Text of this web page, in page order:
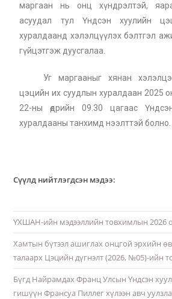
маргаан нь онц хүндрэлтэй,
асуудал тул Үндсэн хуулийн
хуралдаанд хэлэлцүүлэх бэлтгэл
гүйцэтгэж дуусгалаа.
Уг маргааныг хянан
цэцийн их суудлын хуралдаан 2025
22-ны өдрийн 09.30 цагаас
хуралдааны танхимд нээлттэй болно.
Сүүлд нийтлэгдсэн мэдээ:
ҮХШАН-ийн мэдээллийн товхимлын 2026
Хамтын бүтээл ашиглах онцгой эрхийн
талаарх Цэцийн дүгнэлт (2026, №05)-ийн
Бүгд Найрамдах Франц Улсын Үндсэн
гишүүн Франсуа Пиллег хүлээн авч